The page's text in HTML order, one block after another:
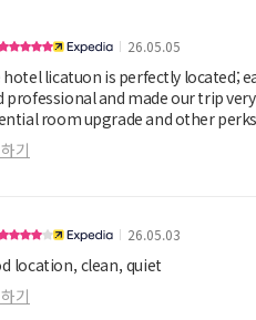
26.05.05
licatuon is perfectly located; easy
and made our trip very memorable. If you are a Hilton Honors member,
room upgrade and other
기
26.05.03
location, clean, quiet
기